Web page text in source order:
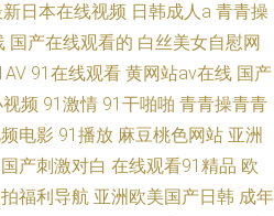
日本在线视频 日韩成人a 青青操
国产在线观看的 白丝美女自慰网
91在线观看 黄网站av在线 国产
频 91激情 91干啪啪 青青操青青
电影 91播放 麻豆桃色网站 亚洲
国产刺激对白 在线观看91精品 欧
福利导航 亚洲欧美国产日韩 成年